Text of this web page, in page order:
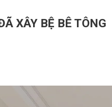
XÂY BỆ BÊ TÔNG